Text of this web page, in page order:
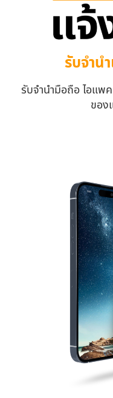
รับจํานํ
รับจำนำมือถือ ไอแพ
ของ